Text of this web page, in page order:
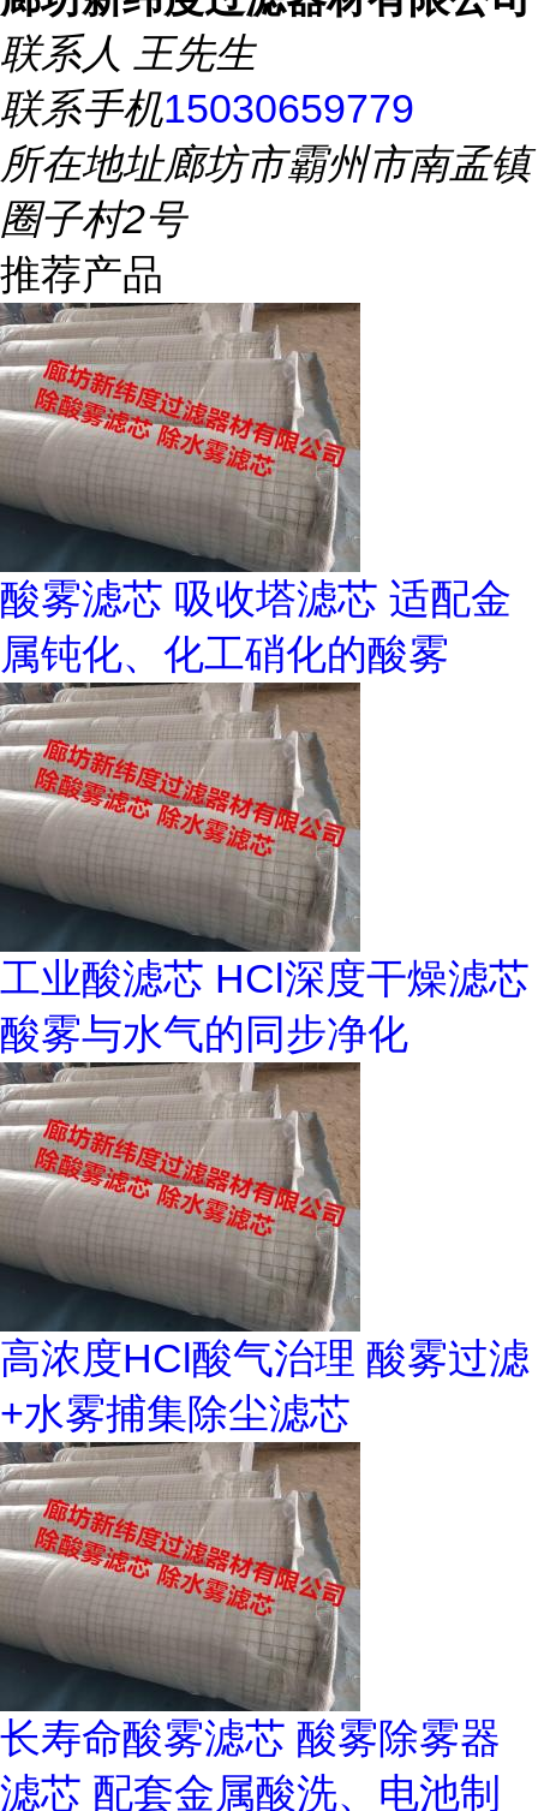
联系人 王先生
联系手机15030659779
所在地址廊坊市霸州市南孟镇
圈子村2号
推荐产品
酸雾滤芯 吸收塔滤芯 适配金
属钝化、化工硝化的酸雾
工业酸滤芯 HCl深度干燥滤芯
酸雾与水气的同步净化
高浓度HCl酸气治理 酸雾过滤
+水雾捕集除尘滤芯
长寿命酸雾滤芯 酸雾除雾器
滤芯 配套金属酸洗、电池制